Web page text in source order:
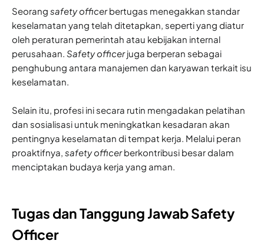
Seorang safety officerbertugas menegakkan standar
keselamatan yang telah ditetapkan, seperti yang diatur
oleh peraturan pemerintah atau kebijakan internal
perusahaan. Safety officerjuga berperan sebagai
penghubung antara manajemen dan karyawan terkait isu
keselamatan.
Selain itu, profesi ini secara rutin mengadakan pelatihan
dan sosialisasi untuk meningkatkan kesadaran akan
pentingnya keselamatan di tempat kerja. Melalui peran
proaktifnya, safety officerberkontribusi besar dalam
menciptakan budaya kerja yang aman.
Tugas dan Tanggung Jawab Safety
Officer